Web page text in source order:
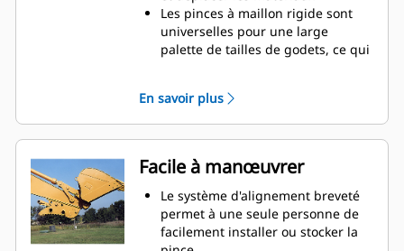
Les pinces à maillon rigide sont
universelles pour une large
palette de tailles de godets, ce qui
Obtenez les pinces les plus
appropriées à vos applications.
Avec trois configurations de dents,
sélectionnez la meilleure option,
entre un appareil de préhension
large ou étroit, ou des temps de
fermeture plus courts pour le repli
de la flèche lors du transport.
En savoir plus
Facile à manœuvrer
Le système d'alignement breveté
permet à une seule personne de
facilement installer ou stocker la